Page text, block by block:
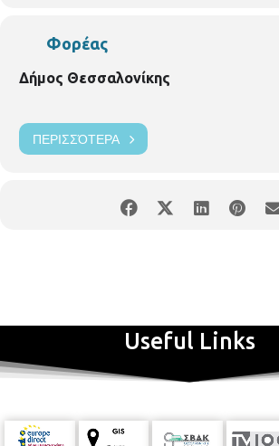
Φορέας
Δήμος Θεσσαλονίκης
ΠΕΡΙΣΣΌΤΕΡΑ
Useful Links